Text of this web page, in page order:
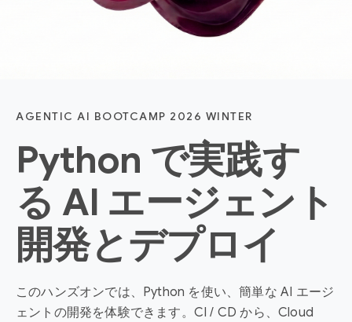
AGENTIC AI BOOTCAMP 2026 WINTER
Python で実践す
る AI エージェント
開発とデプロイ
このハンズオンでは、Python を使い、簡単な AI エージ
ェントの開発を体験できます。CI / CD から、Cloud